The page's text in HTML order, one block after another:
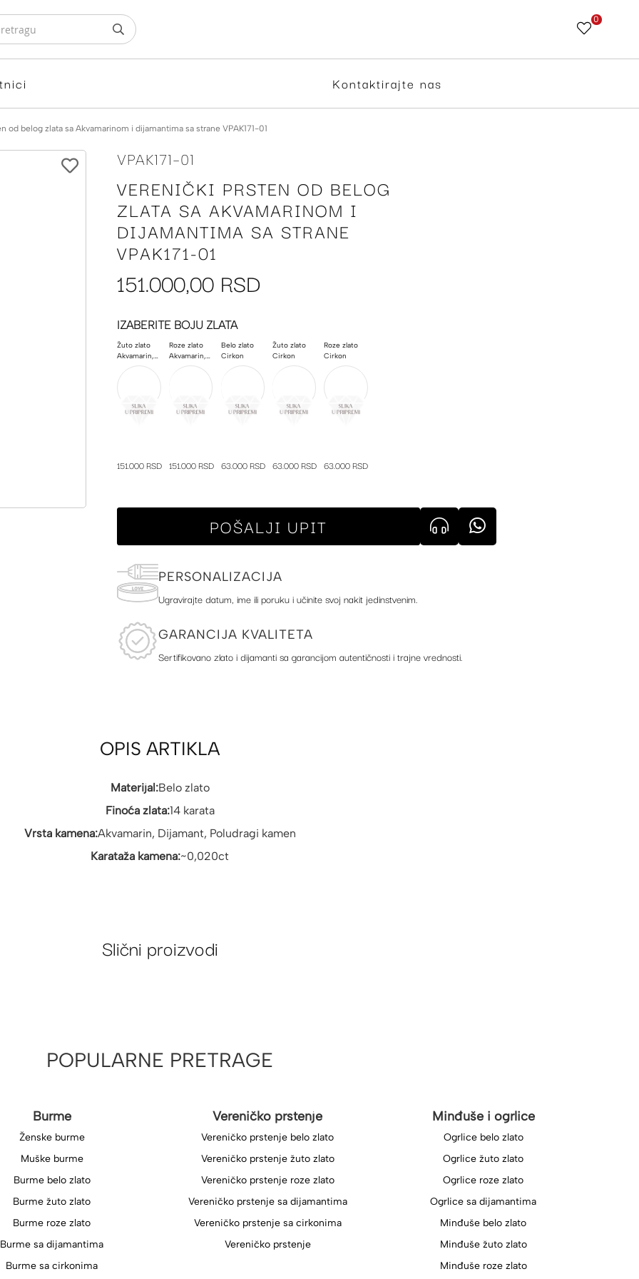
Skip
Content
0
Kontaktirajte nas
od belog zlata sa Akvamarinom i dijamantima sa strane VPAK171-01
VERENIČKI PRSTEN OD BELOG
ZLATA SA AKVAMARINOM I
DIJAMANTIMA SA STRANE
VPAK171-01
VPAK171-01
151.000,00 RSD
IZABERITE BOJU ZLATA
Žuto zlato
Akvamarin, Dijamant, Poludragi kamen
151.000 RSD
Roze zlato
Akvamarin, Dijamant, Poludragi kamen
151.000 RSD
Belo zlato
Cirkon
63.000 RSD
Žuto zlato
Cirkon
63.000 RSD
Roze zlato
Cirkon
63.000 RSD
POŠALJI UPIT
PERSONALIZACIJA
Ugravirajte datum, ime ili poruku i učinite svoj nakit jedinstvenim.
GARANCIJA KVALITETA
Sertifikovano zlato i dijamanti sa garancijom autentičnosti i trajne vrednosti.
OPIS ARTIKLA
Materijal:Belo zlato
Finoća zlata:14 karata
Vrsta kamena:Akvamarin, Dijamant, Poludragi kamen
Karataža kamena:~0,020ct
Slični proizvodi
POPULARNE PRETRAGE
Burme
Ženske burme
Muške burme
Burme belo zlato
Burme žuto zlato
Burme roze zlato
Burme sa dijamantima
Burme sa cirkonima
Vereničko prstenje
Vereničko prstenje belo zlato
Vereničko prstenje žuto zlato
Vereničko prstenje roze zlato
Vereničko prstenje sa dijamantima
Vereničko prstenje sa cirkonima
Vereničko prstenje
Minđuše i ogrlice
Ogrlice belo zlato
Ogrlice žuto zlato
Ogrlice roze zlato
Ogrlice sa dijamantima
Minđuše belo zlato
Minđuše žuto zlato
Minđuše roze zlato